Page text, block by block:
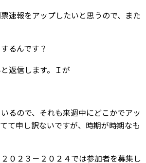
速報をアップしたいと思うので、また
るんです？
返信します。Ｉが
るので、それも来週中にどこかでアッ
て申し訳ないですが、時期が時期なも
０２３－２０２４では参加者を募集し